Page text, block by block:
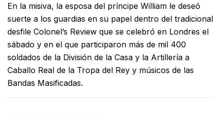
En la misiva, la esposa del príncipe William le deseó
suerte a los guardias en su papel dentro del tradicional
desfile Colonel’s Review que se celebró en Londres el
sábado y en el que participaron más de mil 400
soldados de la División de la Casa y la Artillería a
Caballo Real de la Tropa del Rey y músicos de las
Bandas Masificadas.